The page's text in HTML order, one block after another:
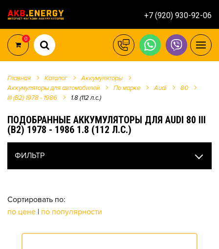
+7 (920) 930-92-06
0
Главная Каталог
Аккумуляторы
Аккумуляторы для автомобилей
По марке Audi
80
III (B2) 1978 - 1986
1.8 (112 л.с.)
ПОДОБРАННЫЕ АККУМУЛЯТОРЫ ДЛЯ AUDI 80 III
(B2) 1978 - 1986 1.8 (112 Л.С.)
ФИЛЬТР
Сортировать по:
по цене | по популярности